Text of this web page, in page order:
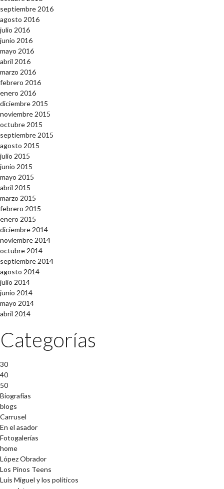
septiembre 2016
agosto 2016
julio 2016
junio 2016
mayo 2016
abril 2016
marzo 2016
febrero 2016
enero 2016
diciembre 2015
noviembre 2015
octubre 2015
septiembre 2015
agosto 2015
julio 2015
junio 2015
mayo 2015
abril 2015
marzo 2015
febrero 2015
enero 2015
diciembre 2014
noviembre 2014
octubre 2014
septiembre 2014
agosto 2014
julio 2014
junio 2014
mayo 2014
abril 2014
Categorías
30
40
50
Biografías
blogs
Carrusel
En el asador
Fotogalerías
home
López Obrador
Los Pinos Teens
Luis Miguel y los políticos